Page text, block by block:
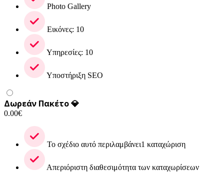
Photo Gallery
Εικόνες: 10
Υπηρεσίες: 10
Υποστήριξη SEO
Δωρεάν Πακέτο 💎
0.00€
Το σχέδιο αυτό περιλαμβάνει1 καταχώριση
Απεριόριστη διαθεσιμότητα των καταχωρίσεων